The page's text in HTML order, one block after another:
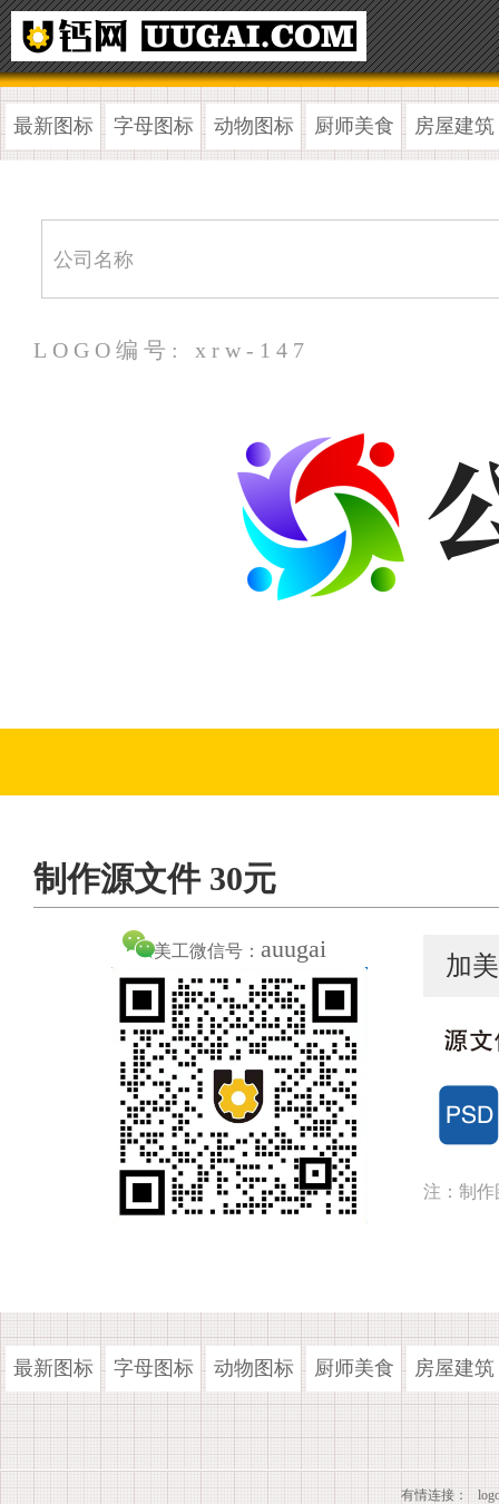
最新图标 字母图标 动物图标 厨师美食 房屋建筑
LOGO编号: xrw-147
制作源文件 30元
美工微信号： auugai
加
注：制作
最新图标 字母图标 动物图标 厨师美食 房屋建筑
有情连接：